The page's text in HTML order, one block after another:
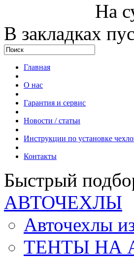
На
В закладках
Главная
О нас
Гарантия и сервис
Новости / статьи
Инструкции по установке
Контакты
Быстрый
АВТОЧЕХЛЫ
Авточехлы
ТЕНТЫ НА